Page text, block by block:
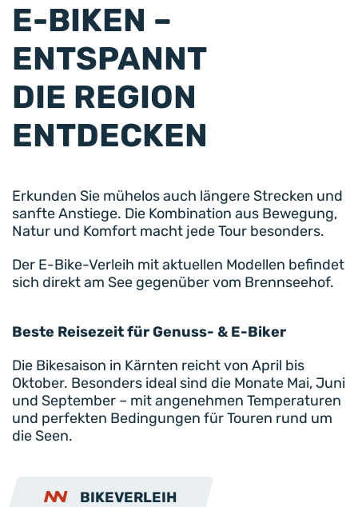
E-BIKEN –
ENTSPANNT
DIE REGION
ENTDECKEN
Erkunden Sie mühelos auch längere Strecken und
sanfte Anstiege. Die Kombination aus Bewegung,
Natur und Komfort macht jede Tour besonders.
Der E-Bike-Verleih mit aktuellen Modellen befindet
sich direkt am See gegenüber vom Brennseehof.
Beste Reisezeit für Genuss- & E-Biker
Die Bikesaison in Kärnten reicht von April bis
Oktober. Besonders ideal sind die Monate Mai, Juni
und September – mit angenehmen Temperaturen
und perfekten Bedingungen für Touren rund um
die Seen.
BIKEVERLEIH